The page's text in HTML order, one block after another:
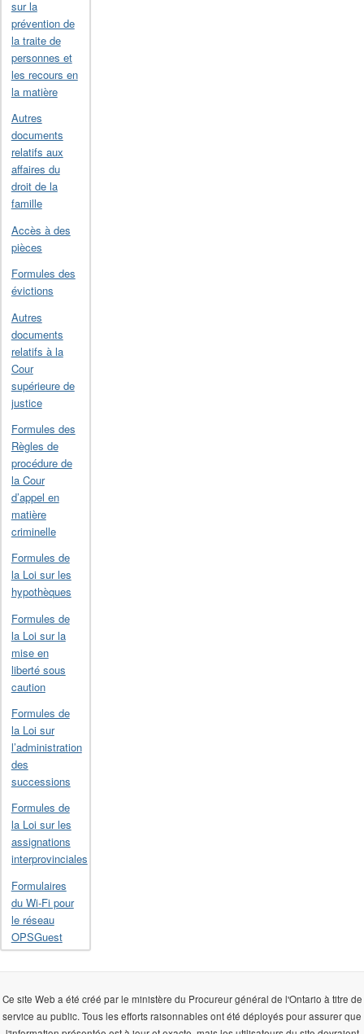
sur la
prévention de
la traite de
personnes et
les recours en
la matière
Autres
documents
relatifs aux
affaires du
droit de la
famille
Accès à des
pièces
Formules des
évictions
Autres
documents
relatifs à la
Cour
supérieure de
justice
Formules des
Règles de
procédure de
la Cour
d’appel en
matière
criminelle
Formules de
la Loi sur les
hypothèques
Formules de
la Loi sur la
mise en
liberté sous
caution
Formules de
la Loi sur
l’administration
des
successions
Formules de
la Loi sur les
assignations
interprovinciales
Formulaires
du Wi-Fi pour
le réseau
OPSGuest
Ce site Web a été créé par le ministère du Procureur général de l'Ontario à titre de
service au public. Tous les efforts raisonnables ont été déployés pour assurer que